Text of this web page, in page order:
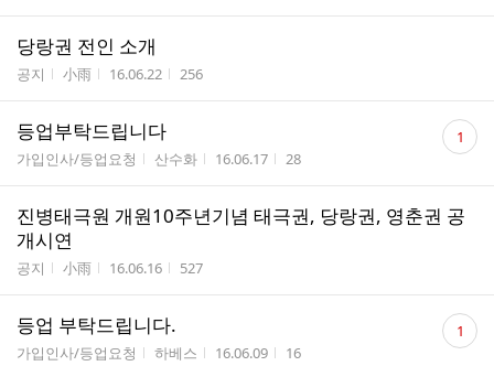
당랑권 전인 소개
게시판명
공지 작성자
小雨 작성시간
16.06.22 조회수
256
등업부탁드립니다
게시판명
가입인사/등업요청 작성자
산수화 작성시간
16.06.17 조회수
28
댓
글 1
진병태극원 개원10주년기념 태극권, 당랑권, 영춘권 공
개시연
게시판명
공지 작성자
小雨 작성시간
16.06.16 조회수
527
등업 부탁드립니다.
게시판명
가입인사/등업요청 작성자
하베스 작성시간
16.06.09 조회수
16
댓
글 1